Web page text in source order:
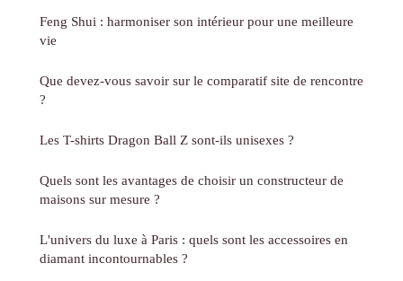
Feng Shui : harmoniser son intérieur pour une meilleure
vie
Que devez-vous savoir sur le comparatif site de rencontre
?
Les T-shirts Dragon Ball Z sont-ils unisexes ?
Quels sont les avantages de choisir un constructeur de
maisons sur mesure ?
L'univers du luxe à Paris : quels sont les accessoires en
diamant incontournables ?